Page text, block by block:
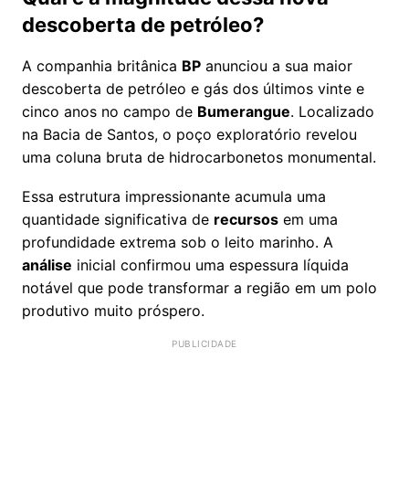
descoberta de petróleo?
A companhia britânica BP anunciou a sua maior
descoberta de petróleo e gás dos últimos vinte e
cinco anos no campo de Bumerangue. Localizado
na Bacia de Santos, o poço exploratório revelou
uma coluna bruta de hidrocarbonetos monumental.
Essa estrutura impressionante acumula uma
quantidade significativa de recursos em uma
profundidade extrema sob o leito marinho. A
análise inicial confirmou uma espessura líquida
notável que pode transformar a região em um polo
produtivo muito próspero.